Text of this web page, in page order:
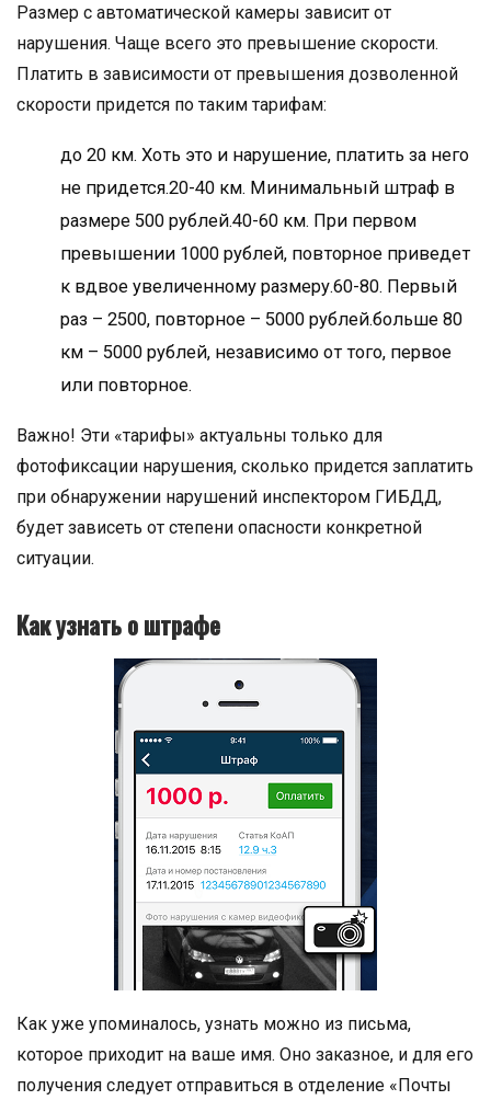
Размер с автоматической камеры зависит от
нарушения. Чаще всего это превышение скорости.
Платить в зависимости от превышения дозволенной
скорости придется по таким тарифам:
до 20 км. Хоть это и нарушение, платить за него
не придется.20-40 км. Минимальный штраф в
размере 500 рублей.40-60 км. При первом
превышении 1000 рублей, повторное приведет
к вдвое увеличенному размеру.60-80. Первый
раз – 2500, повторное – 5000 рублей.больше 80
км – 5000 рублей, независимо от того, первое
или повторное.
Важно! Эти «тарифы» актуальны только для
фотофиксации нарушения, сколько придется заплатить
при обнаружении нарушений инспектором ГИБДД,
будет зависеть от степени опасности конкретной
ситуации.
Как узнать о штрафе
Как уже упоминалось, узнать можно из письма,
которое приходит на ваше имя. Оно заказное, и для его
получения следует отправиться в отделение «Почты